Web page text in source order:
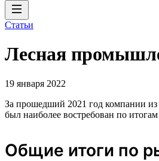
Статьи
Лесная
19 января 2022
За прошедший 2021 год компании из
был наиболее востребован по
Общие итоги по